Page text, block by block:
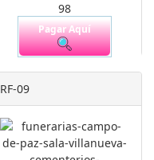
98
Pagar Aquí
RF-09